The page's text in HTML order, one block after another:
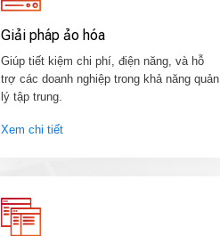
Giải pháp ảo hóa
Giúp tiết kiệm chi phí, điện năng, và hỗ
trợ các doanh nghiệp trong khả năng quản
lý tập trung.
Xem chi tiết